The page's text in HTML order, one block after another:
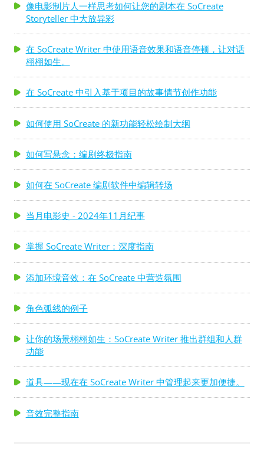
像电影制片人一样思考如何让您的剧本在 SoCreate
Storyteller 中大放异彩
在 SoCreate Writer 中使用语音效果和语音停顿，让对话
栩栩如生。
在 SoCreate 中引入基于项目的故事情节创作功能
如何使用 SoCreate 的新功能轻松绘制大纲
如何写悬念：编剧终极指南
如何在 SoCreate 编剧软件中编辑转场
当月电影史 - 2024年11月纪事
掌握 SoCreate Writer：深度指南
添加环境音效：在 SoCreate 中营造氛围
角色弧线的例子
让你的场景栩栩如生：SoCreate Writer 推出群组和人群
功能
道具——现在在 SoCreate Writer 中管理起来更加便捷。
音效完整指南